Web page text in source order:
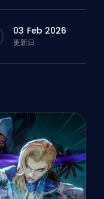
03 Feb 2026
更新日